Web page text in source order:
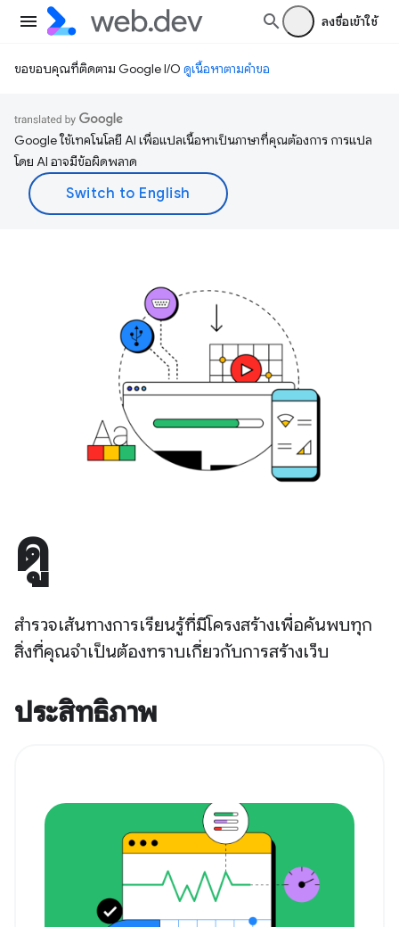
ลงชื่อเข้าใช้
ขอขอบคุณที่ติดตาม Google I/O ดูเนื้อหาตามคำขอ
Google ใช้เทคโนโลยี AI เพื่อแปลเนื้อหาเป็นภาษาที่คุณต้องการ การแปล
โดย AI อาจมีข้อผิดพลาด
ดู
สำรวจเส้นทางการเรียนรู้ที่มีโครงสร้างเพื่อค้นพบทุก
สิ่งที่คุณจำเป็นต้องทราบเกี่ยวกับการสร้างเว็บ
ประสิทธิภาพ